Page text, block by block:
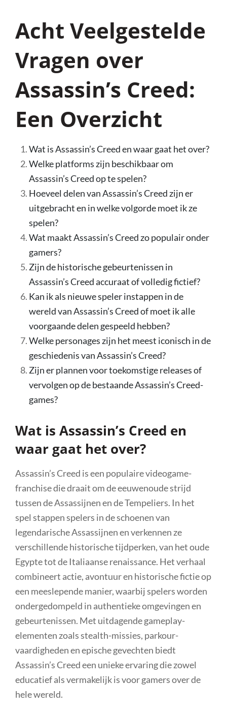
Acht Veelgestelde
Vragen over
Assassin’s Creed:
Een Overzicht
Wat is Assassin’s Creed en waar gaat het over?
Welke platforms zijn beschikbaar om
Assassin’s Creed op te spelen?
Hoeveel delen van Assassin’s Creed zijn er
uitgebracht en in welke volgorde moet ik ze
spelen?
Wat maakt Assassin’s Creed zo populair onder
gamers?
Zijn de historische gebeurtenissen in
Assassin’s Creed accuraat of volledig fictief?
Kan ik als nieuwe speler instappen in de
wereld van Assassin’s Creed of moet ik alle
voorgaande delen gespeeld hebben?
Welke personages zijn het meest iconisch in de
geschiedenis van Assassin’s Creed?
Zijn er plannen voor toekomstige releases of
vervolgen op de bestaande Assassin’s Creed-
games?
Wat is Assassin’s Creed en
waar gaat het over?
Assassin’s Creed is een populaire videogame-
franchise die draait om de eeuwenoude strijd
tussen de Assassijnen en de Tempeliers. In het
spel stappen spelers in de schoenen van
legendarische Assassijnen en verkennen ze
verschillende historische tijdperken, van het oude
Egypte tot de Italiaanse renaissance. Het verhaal
combineert actie, avontuur en historische fictie op
een meeslepende manier, waarbij spelers worden
ondergedompeld in authentieke omgevingen en
gebeurtenissen. Met uitdagende gameplay-
elementen zoals stealth-missies, parkour-
vaardigheden en epische gevechten biedt
Assassin’s Creed een unieke ervaring die zowel
educatief als vermakelijk is voor gamers over de
hele wereld.